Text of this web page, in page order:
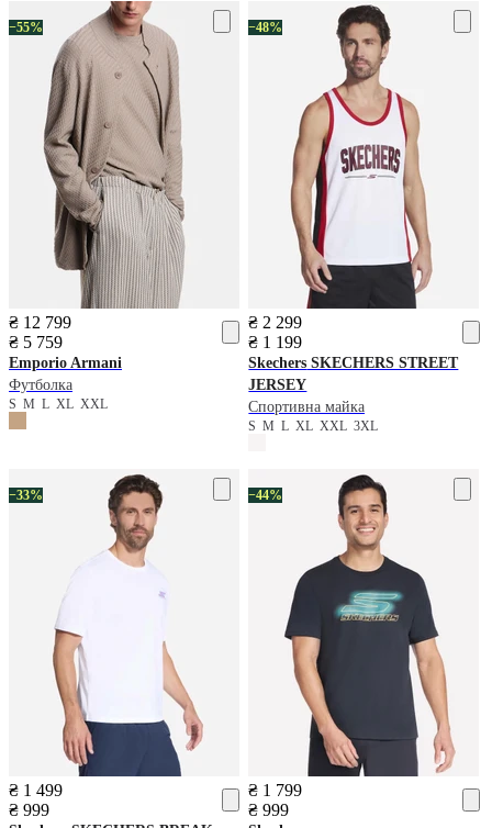
−55%
₴ 12 799
₴ 5 759
Emporio Armani
Футболка
S M L XL XXL
−48%
₴ 2 299
₴ 1 199
Skechers SKECHERS STREET
JERSEY
Спортивна майка
SMLXLXXL3XL
−33%
₴ 1 499
₴ 999
−44%
₴ 1 799
₴ 999